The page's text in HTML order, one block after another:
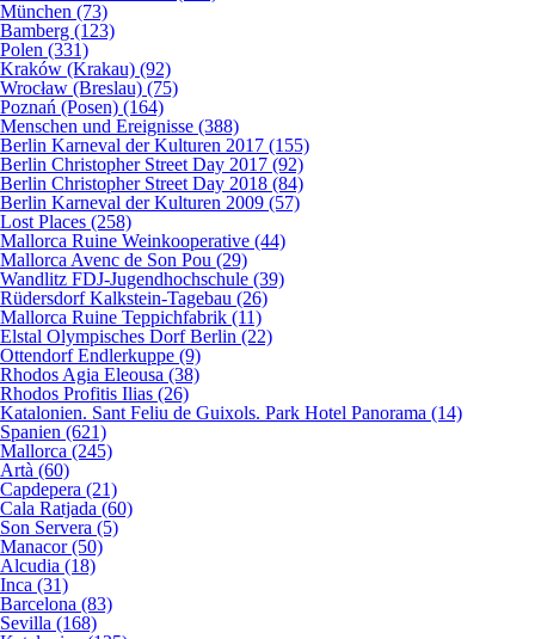
München (73)
Bamberg (123)
Polen (331)
Kraków (Krakau) (92)
Wrocław (Breslau) (75)
Poznań (Posen) (164)
Menschen und Ereignisse (388)
Berlin Karneval der Kulturen 2017 (155)
Berlin Christopher Street Day 2017 (92)
Berlin Christopher Street Day 2018 (84)
Berlin Karneval der Kulturen 2009 (57)
Lost Places (258)
Mallorca Ruine Weinkooperative (44)
Mallorca Avenc de Son Pou (29)
Wandlitz FDJ-Jugendhochschule (39)
Rüdersdorf Kalkstein-Tagebau (26)
Mallorca Ruine Teppichfabrik (11)
Elstal Olympisches Dorf Berlin (22)
Ottendorf Endlerkuppe (9)
Rhodos Agia Eleousa (38)
Rhodos Profitis Ilias (26)
Katalonien. Sant Feliu de Guixols. Park Hotel Panorama (14)
Spanien (621)
Mallorca (245)
Artà (60)
Capdepera (21)
Cala Ratjada (60)
Son Servera (5)
Manacor (50)
Alcudia (18)
Inca (31)
Barcelona (83)
Sevilla (168)